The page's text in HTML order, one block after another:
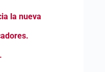
la nueva